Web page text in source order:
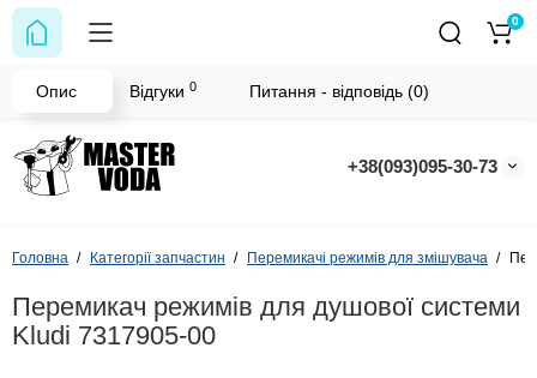
+38(093)095-30-73
0
Головна Категорії запчастин Перемикачі режимів для змішувача
Перемикач режимів для душової системи
Kludi 7317905-00
Опис Відгуки 0 Питання - відповідь (0)